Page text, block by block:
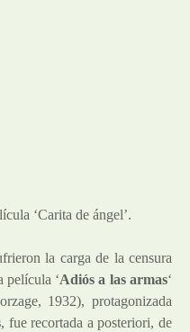
‘Carita de ángel’.
la carga de la censura
película ‘Adiós a las armas‘
1932), protagonizada
, fue recortada a posteriori, de